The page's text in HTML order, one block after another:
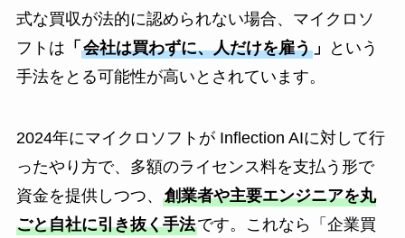
式な買収が法的に認められない場合、マイクロソ
フトは 「 会社は買わずに、人だけを雇う」
という
手法をとる可能性が高いとされています。
2024年にマイクロソフトが Inflection AIに対して行
ったやり方で、多額のライセンス料を支払う形で
資金を提供しつつ、 創業者や主要エンジニアを丸
ごと自社に引き抜く手法です。これなら「企業買